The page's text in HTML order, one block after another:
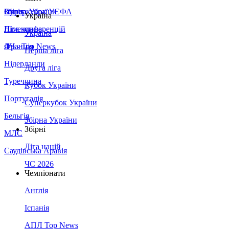
Збірна України
Італія
Німеччина
Франція
Нідерланди
Туреччина
Португалія
Бельгія
МЛС
Саудівська Аравія
Суперкубок УЄФА
Ліга конференцій
ЛЧ - Top News
Україна
Україна
Перша ліга
Друга ліга
Кубок України
Суперкубок України
Збірна України
Збірні
Ліга націй
ЧС 2026
Чемпіонати
Англія
Іспанія
АПЛ Top News